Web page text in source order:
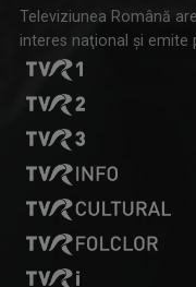
prin piesa „Ultima
Televiziunea Română
interes naţional şi emite